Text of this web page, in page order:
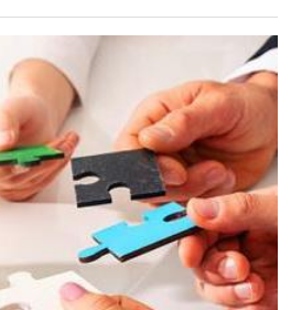
司1万的费用。小王从垫资公司短
资过桥，当然这只是 ...